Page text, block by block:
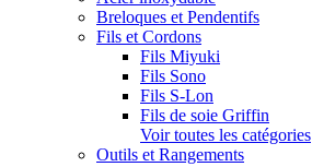
Breloques et Pendentifs
Fils et Cordons
Fils Miyuki
Fils Sono
Fils S-Lon
Fils de soie Griffin
Voir toutes les catégories
Outils et Rangements